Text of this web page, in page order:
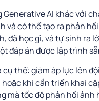
AI khác với
và có thể tạo ra phản
đã học gì, và tự sinh ra
đáp án được lập trình
thể: giảm áp lực lên
khi cần triển khai
mà tốc độ phản hồi ảnh